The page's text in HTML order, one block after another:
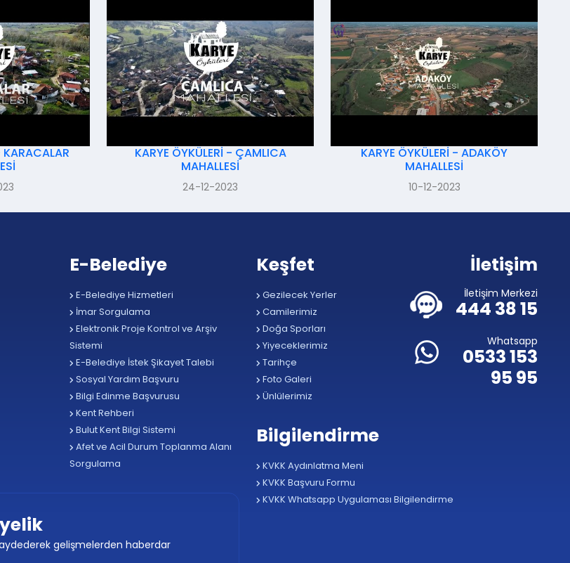
KARACALAR
KARYE ÖYKÜLERİ - ÇAMLICA
MAHALLESİ
24-12-2023
KARYE ÖYKÜLERİ - ADAKÖY
MAHALLESİ
10-12-2023
E-Belediye
E-Belediye Hizmetleri
İmar Sorgulama
Elektronik Proje Kontrol ve Arşiv
Sistemi
E-Belediye İstek Şikayet Talebi
Sosyal Yardım Başvuru
Bilgi Edinme Başvurusu
Kent Rehberi
Bulut Kent Bilgi Sistemi
Afet ve Acil Durum Toplanma Alanı
Sorgulama
gelişmelerden haberdar
Keşfet
Gezilecek Yerler
Camilerimiz
Doğa Sporları
Yiyeceklerimiz
Tarihçe
Foto Galeri
Ünlülerimiz
İletişim
İletişim Merkezi
444 38 15
Whatsapp
0533 153
95 95
Bilgilendirme
KVKK Aydınlatma Meni
KVKK Başvuru Formu
KVKK Whatsapp Uygulaması Bilgilendirme